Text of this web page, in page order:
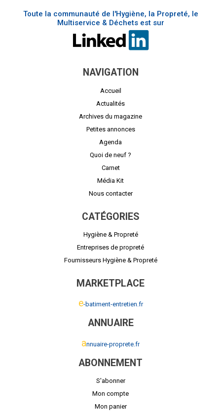
Toute la communauté de l'Hygiène, la Propreté, le
Multiservice & Déchets est sur
NAVIGATION
Accueil
Actualités
Archives du magazine
Petites annonces
Agenda
Quoi de neuf ?
Carnet
Média Kit
Nous contacter
CATÉGORIES
Hygiène & Propreté
Entreprises de propreté
Fournisseurs Hygiène & Propreté
MARKETPLACE
e-batiment-entretien.fr
ANNUAIRE
annuaire-proprete.fr
ABONNEMENT
S'abonner
Mon compte
Mon panier